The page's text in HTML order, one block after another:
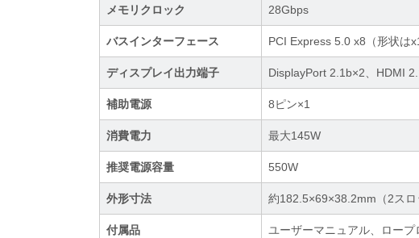
メモリクロック 28Gbps
バスインターフェース PCI Express 5.0 x8（形状は
ディスプレイ出力端子 DisplayPort 2.1b×2、HDMI
補助電源 8ピン×1
消費電力 最大145W
推奨電源容量 550W
外形寸法 約182.5×69×38.2mm（2スロ
付属品 ユーザーマニュアル、ロープ